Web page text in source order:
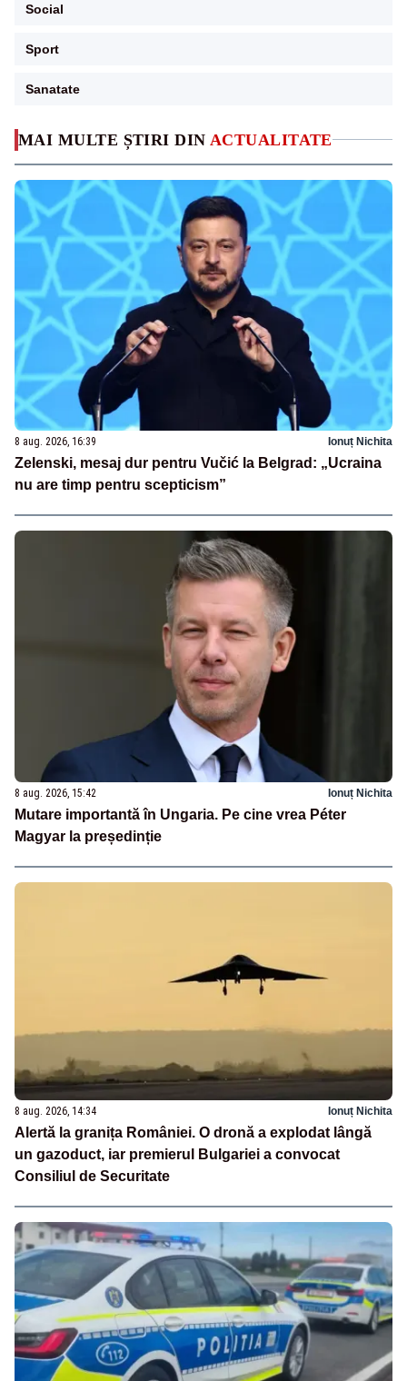
MAI MULTE ȘTIRI DIN ACTUALITATE
8 aug. 2026, 16:39 Ionuț Nichita
Zelenski, mesaj dur pentru Vučić la Belgrad: „Ucraina
nu are timp pentru scepticism”
8 aug. 2026, 15:42 Ionuț Nichita
Mutare importantă în Ungaria. Pe cine vrea Péter
Magyar la președinție
8 aug. 2026, 14:34 Ionuț Nichita
Alertă la granița României. O dronă a explodat lângă
un gazoduct, iar premierul Bulgariei a convocat
Consiliul de Securitate
Social
Sport
Sanatate